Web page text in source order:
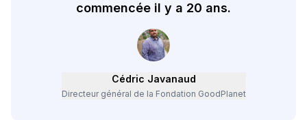
commencée il y a 20 ans.
Cédric Javanaud
Directeur général de la Fondation GoodPlanet